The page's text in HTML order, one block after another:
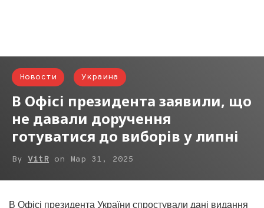
Новости Украина
В Офісі президента заявили, що
не давали доручення
готуватися до виборів у липні
By VitR on Мар 31, 2025
В Офісі президента України спростували дані видання